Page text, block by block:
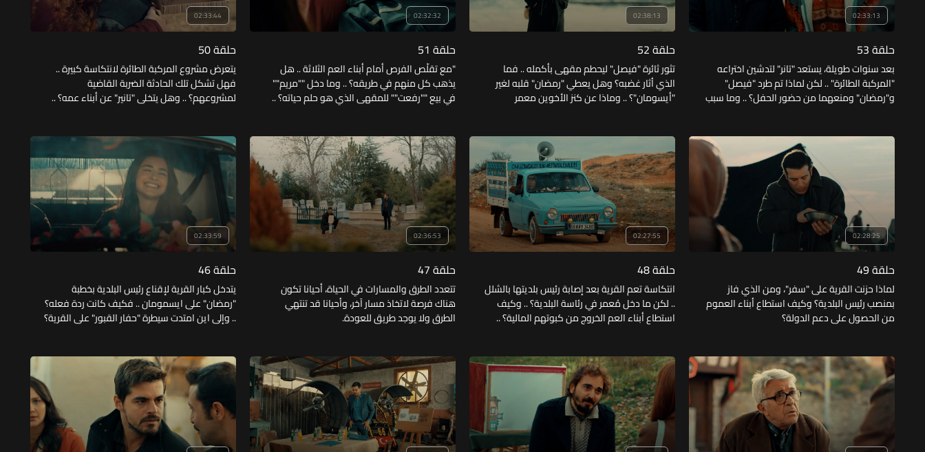
02:33:13
حلقة 53
بعد سنوات طويلة، يستعد "تانر" لتدشين اختراعه
"المركبة الطائرة" .. لكن لماذا تم طرد "فيصل"
و"رمضان" ومنعهما من حضور الحفل؟ .. وما سبب
أبصرت النور؟
02:38:13
حلقة 52
تثور ثائرة "فيصل" ليحطم مقهى بأكمله .. فما
الذي أثار غضبه؟ وهل يعطي "رمضان" قلبه لغير
"أيسومان"؟ .. وماذا عن كنز الأخوين معمر
02:32:32
حلقة 51
"مع تقلّص الفرص أمام أبناء العم الثلاثة .. هل
يذهب كل منهم في طريقه؟ .. وما دخل ""مريم""
في بيع ""رفعت"" للمقهى الذي هو حلم حياته؟ ..
02:33:44
حلقة 50
يتعرض مشروع المركبة الطائرة لانتكاسة كبيرة ..
فهل تشكل تلك الحادثة الضربة القاضية
لمشروعهم؟ .. وهل يتخلى "تانير" عن أبناء عمه؟ ..
02:28:25
حلقة 49
لماذا حزنت القرية على "سفر"، ومن الذي فاز
بمنصب رئيس البلدية؟ وكيف استطاع أبناء العموم
من الحصول على دعم الدولة؟
02:27:55
حلقة 48
انتكاسة تعم القرية بعد إصابة رئيس بلديتها بالشلل
.. لكن ما دخل مُعمر في رئاسة البلدية؟ .. وكيف
استطاع أبناء العم الخروج من كبوتهم المالية؟ ..
02:36:53
حلقة 47
تتعدد الطرق والمسارات في الحياة، أحيانا تكون
هناك فرصة لاتخاذ مسار آخر، وأحيانا قد تنتهي
الطرق ولا يوجد طريق للعودة.
02:33:59
حلقة 46
يتدخل كبار القرية لإقناع رئيس البلدية بخطبة
"رمضان" على ايسمومان .. فكيف كانت ردة فعله؟
.. وإلى اين امتدت سيطرة "حفار القبور" على القرية؟